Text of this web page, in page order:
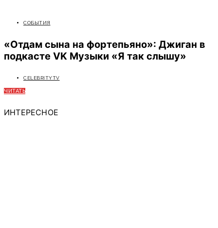
СОБЫТИЯ
«Отдам сына на фортепьяно»: Джиган в
подкасте VK Музыки «Я так слышу»
CELEBRITYTV
ЧИТАТЬ
ИНТЕРЕСНОЕ